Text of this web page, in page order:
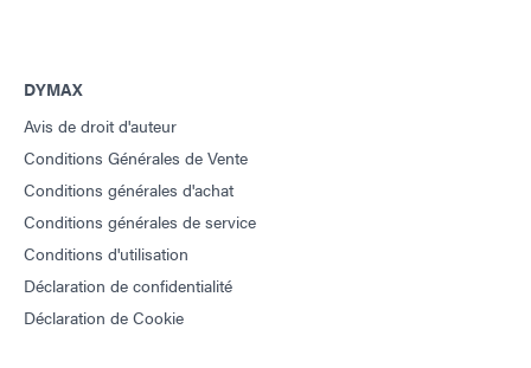
DYMAX
Avis de droit d'auteur
Conditions Générales de Vente
Conditions générales d'achat
Conditions générales de service
Conditions d'utilisation
Déclaration de confidentialité
Déclaration de Cookie